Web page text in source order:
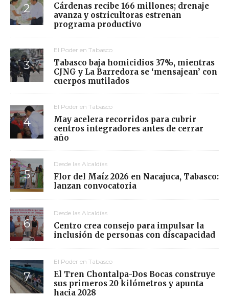
Cárdenas recibe 166 millones; drenaje
avanza y ostricultoras estrenan
programa productivo
El Poder en Tabasco
Tabasco baja homicidios 37%, mientras
CJNG y La Barredora se ‘mensajean’ con
cuerpos mutilados
El Poder en Tabasco
May acelera recorridos para cubrir
centros integradores antes de cerrar
año
Desde las Alcaldías
Flor del Maíz 2026 en Nacajuca, Tabasco:
lanzan convocatoria
Desde las Alcaldías
Centro crea consejo para impulsar la
inclusión de personas con discapacidad
El Poder en Tabasco
El Tren Chontalpa-Dos Bocas construye
sus primeros 20 kilómetros y apunta
hacia 2028